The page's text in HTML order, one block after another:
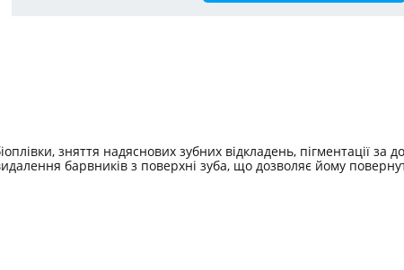
зняття надяснових зубних відкладень, пігментації за
барвників з поверхні зуба, що дозволяє йому